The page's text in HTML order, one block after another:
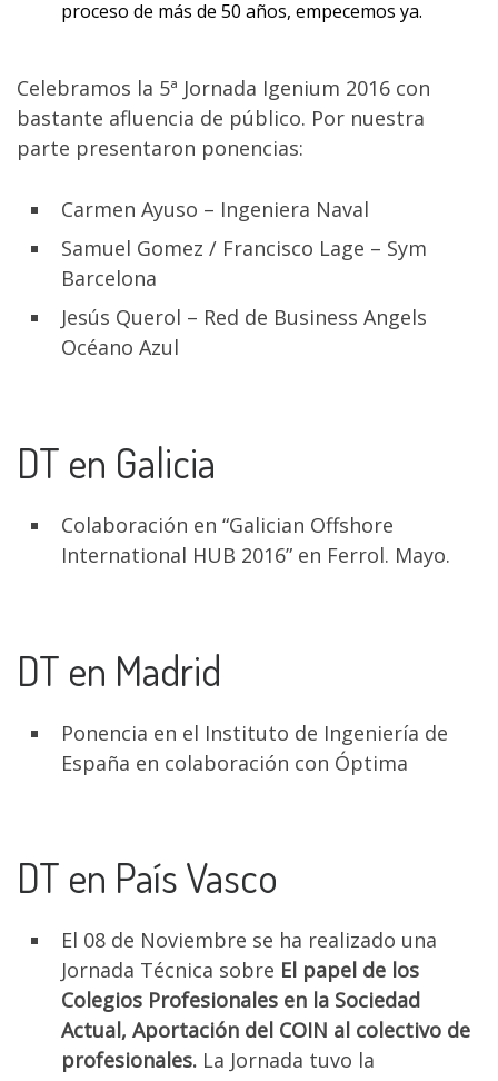
proceso de más de 50 años, empecemos ya.
Celebramos la 5ª Jornada Igenium 2016 con
bastante afluencia de público. Por nuestra
parte presentaron ponencias:
Carmen Ayuso – Ingeniera Naval
Samuel Gomez / Francisco Lage – Sym
Barcelona
Jesús Querol – Red de Business Angels
Océano Azul
DT en Galicia
Colaboración en “Galician Offshore
International HUB 2016” en Ferrol. Mayo.
DT en Madrid
Ponencia en el Instituto de Ingeniería de
España en colaboración con Óptima
DT en País Vasco
El 08 de Noviembre se ha realizado una
Jornada Técnica sobre El papel de los
Colegios Profesionales en la Sociedad
Actual, Aportación del COIN al colectivo de
profesionales. La Jornada tuvo la